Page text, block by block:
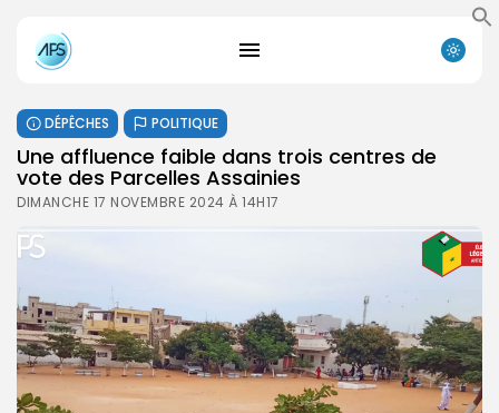
DÉPÊCHES POLITIQUE
Une affluence faible dans trois centres de
vote des Parcelles Assainies
DIMANCHE 17 NOVEMBRE 2024 À 14H17